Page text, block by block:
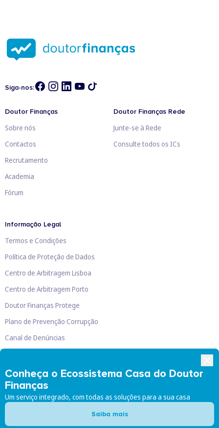
Conheça o Ecossistema Casa do Doutor
Finanças
Um serviço integrado, com todas as soluções para a sua casa
Saiba mais
Siga-nos:
Doutor Finanças
Sobre nós
Contactos
Recrutamento
Academia
Fórum
Doutor Finanças Rede
Junte-se à Rede
Consulte todos os ICs
Informação Legal
Termos e Condições
Política de Proteção de Dados
Centro de Arbitragem Lisboa
Centro de Arbitragem Porto
Doutor Finanças Protege
Plano de Prevenção Corrupção
Canal de Denúncias
Doutor Finanças, Lda